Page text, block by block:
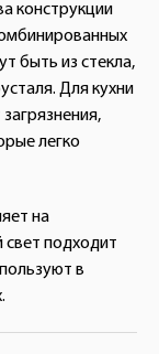
конструкции
быть из стекла,
Для кухни
легко
на
свет подходит
в